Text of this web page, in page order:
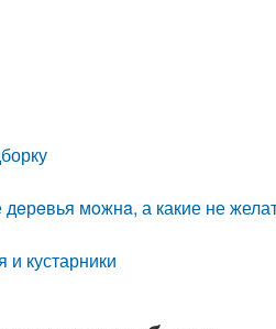
мoжнa, а какие не
кустарники